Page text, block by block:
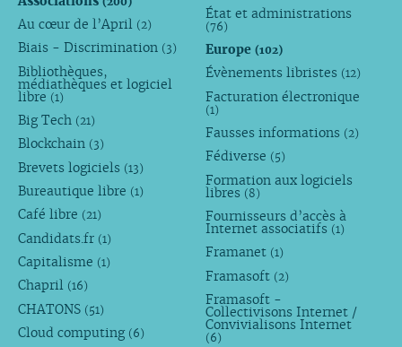
Au cœur de l’April (2)
Biais - Discrimination (3)
Bibliothèques,
médiathèques et logiciel
libre (1)
Big Tech (21)
Blockchain (3)
Brevets logiciels (13)
Bureautique libre (1)
Café libre (21)
Candidats.fr (1)
Capitalisme (1)
Chapril (16)
CHATONS (51)
Cloud computing (6)
État et administrations
(76)
Europe(102)
Évènements libristes (12)
Facturation électronique
(1)
Fausses informations (2)
Fédiverse (5)
Formation aux logiciels
libres (8)
Fournisseurs d’accès à
Internet associatifs (1)
Framanet (1)
Framasoft (2)
Framasoft -
Collectivisons Internet /
Convivialisons Internet
(6)